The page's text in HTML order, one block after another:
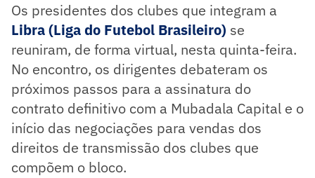
Os presidentes dos clubes que integram a
Libra (Liga do Futebol Brasileiro) se
reuniram, de forma virtual, nesta quinta-feira.
No encontro, os dirigentes debateram os
próximos passos para a assinatura do
contrato definitivo com a Mubadala Capital e o
início das negociações para vendas dos
direitos de transmissão dos clubes que
compõem o bloco.